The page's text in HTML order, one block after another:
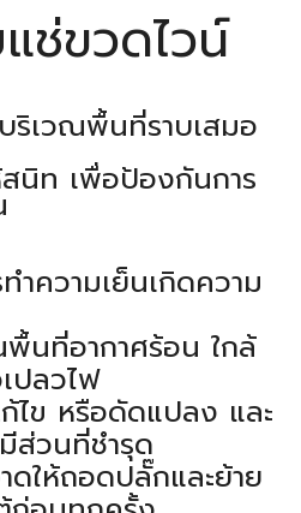
ช่ขวดไวน์
ริเวณพื้นที่ราบเสมอ
นิท เพื่อป้องกันการ
ำความเย็นเกิดความ
นที่อากาศร้อน ใกล้
ปลวไฟ
ไข หรือดัดแปลง และ
ส่วนที่ชำรุด
ดให้ถอดปลั๊กและย้าย